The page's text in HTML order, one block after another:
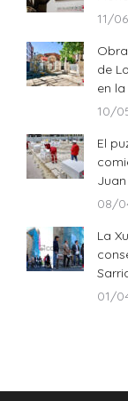
11/
de
en
10/
El
Juan
08/
La
01/